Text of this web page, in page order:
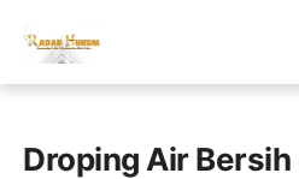
Droping Air Bersih